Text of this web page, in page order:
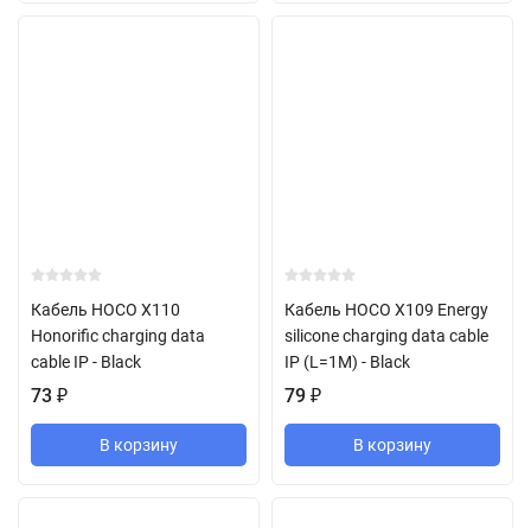
Кабель HOCO X110
Honorific charging data
cable IP - Black
73 ₽
В корзину
Кабель HOCO X109 Energy
silicone charging data cable
IP (L=1M) - Black
79 ₽
В корзину